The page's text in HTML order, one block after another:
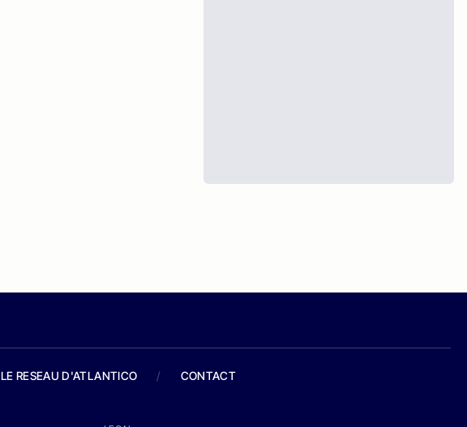
LE RESEAU D'ATLANTICO / CONTACT